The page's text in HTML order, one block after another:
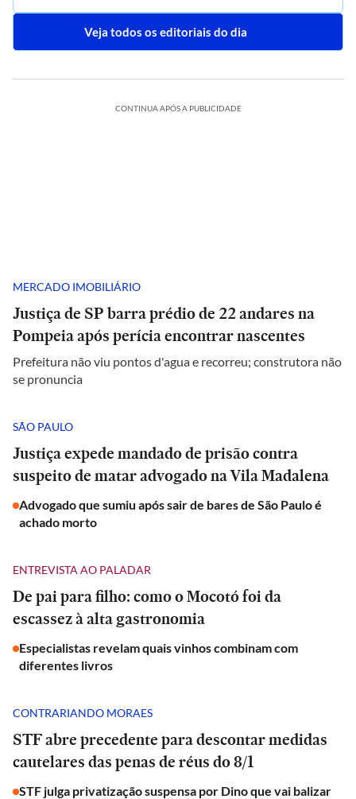
Veja todos os editoriais do dia
CONTINUA APÓS A PUBLICIDADE
MERCADO IMOBILIÁRIO
Justiça de SP barra prédio de 22 andares na
Pompeia após perícia encontrar nascentes
Prefeitura não viu pontos d'agua e recorreu; construtora não
se pronuncia
SÃO PAULO
Justiça expede mandado de prisão contra
suspeito de matar advogado na Vila Madalena
Advogado que sumiu após sair de bares de São Paulo é
achado morto
ENTREVISTA AO PALADAR
De pai para filho: como o Mocotó foi da
escassez à alta gastronomia
Especialistas revelam quais vinhos combinam com
diferentes livros
CONTRARIANDO MORAES
STF abre precedente para descontar medidas
cautelares das penas de réus do 8/1
STF julga privatização suspensa por Dino que vai balizar